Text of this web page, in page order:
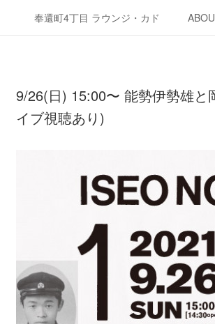
奉還町4丁目 ラウンジ・カド
9/26(日) 15:00〜 能勢伊勢雄と
イブ視聴あり)